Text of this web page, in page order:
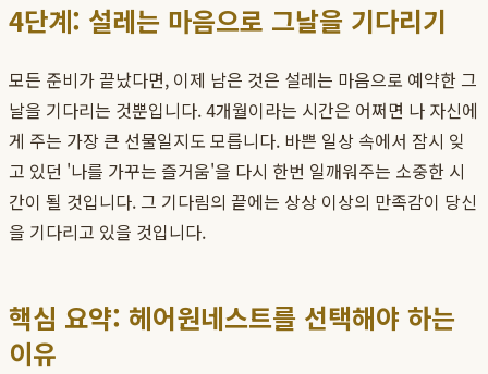
4단계: 설레는 마음으로 그날을 기다리기
모든 준비가 끝났다면, 이제 남은 것은 설레는 마음으로 예약한 그
날을 기다리는 것뿐입니다. 4개월이라는 시간은 어쩌면 나 자신에
게 주는 가장 큰 선물일지도 모릅니다. 바쁜 일상 속에서 잠시 잊
고 있던 '나를 가꾸는 즐거움'을 다시 한번 일깨워주는 소중한 시
간이 될 것입니다. 그 기다림의 끝에는 상상 이상의 만족감이 당신
을 기다리고 있을 것입니다.
핵심 요약: 헤어원네스트를 선택해야 하는
이유